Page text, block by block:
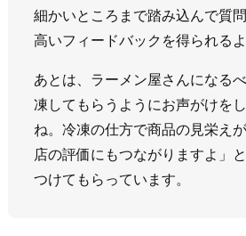
細かいところまで踏み込んで質
高いフィードバックを得られる
あとは、ラーメン屋さんになる
凍してもらうようにお声がけを
ね。冷凍の仕方で商品の見栄え
店の評価にもつながりますよ」
つけてもらっています。